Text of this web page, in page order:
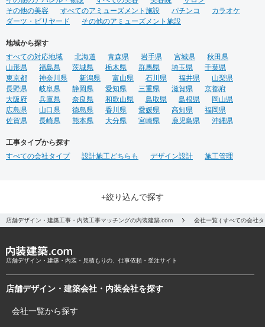
その他の美容
すべてのアミューズメント施設 パチンコ
カラオケ
ダーツ・ビリヤード
その他のアミューズメント施設
地域から探す
すべての対応地域
北海道 青森県 岩手県 宮城県
秋田県
山形県
福島県 茨城県 栃木県 群馬県 埼玉県
千葉県
東京都
神奈川県 新潟県 富山県 石川県 福井県
山梨県
長野県
岐阜県 静岡県 愛知県 三重県 滋賀県
京都府
大阪府
兵庫県 奈良県 和歌山県 鳥取県 島根県
岡山県
広島県
山口県 徳島県 香川県 愛媛県 高知県
福岡県
佐賀県
長崎県 熊本県 大分県 宮崎県 鹿児島県 沖縄県
工事タイプから探す
すべての会社タイプ
設計施工どちらも デザイン設計 施工管理
+絞り込んで探す
店舗デザイン・建築工事・内装工事マッチングの内装建築.com 会社一覧 ( すべての会社
店舗デザイン・建築・内装・見積もりの、仕事依頼・受注サイト
店舗デザイン・建築会社・内装会社を探す
会社一覧から探す